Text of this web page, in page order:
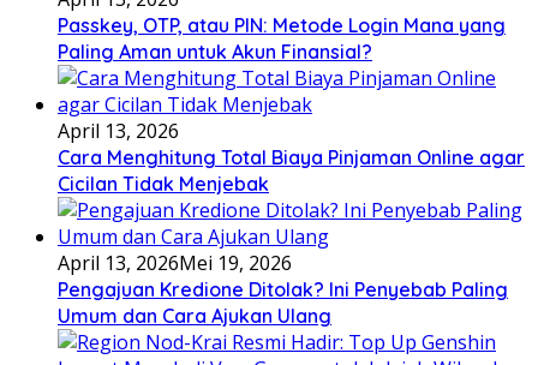
Passkey, OTP, atau PIN: Metode Login Mana yang
Paling Aman untuk Akun Finansial?
April 13, 2026
Cara Menghitung Total Biaya Pinjaman Online agar
Cicilan Tidak Menjebak
April 13, 2026Mei 19, 2026
Pengajuan Kredione Ditolak? Ini Penyebab Paling
Umum dan Cara Ajukan Ulang